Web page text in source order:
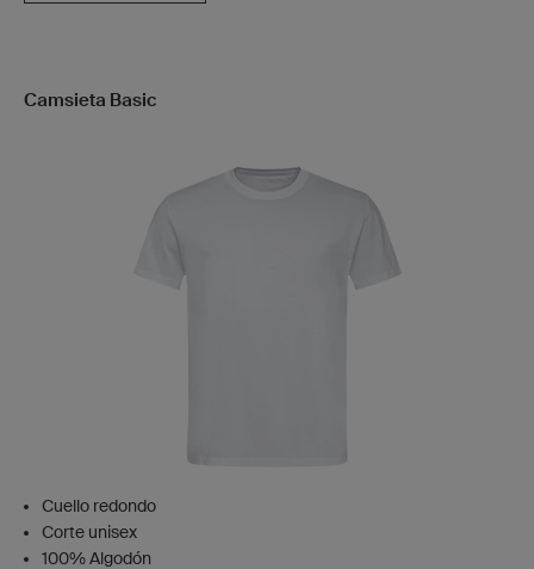
Camsieta Basic
Cuello redondo
Corte unisex
100% Algodón